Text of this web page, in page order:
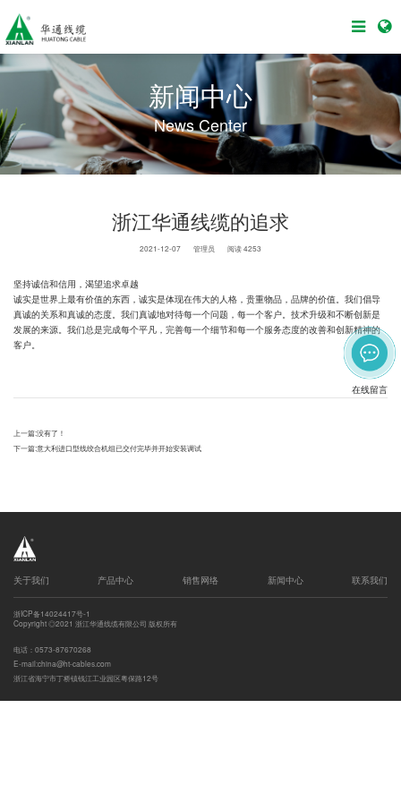
新闻中心
News Center
浙江华通线缆的追求
2021-12-07 管理员 阅读 4253
坚持诚信和信用，渴望追求卓越
诚实是世界上最有价值的东西，诚实是体现在伟大的人格，贵重物品，品牌的价值。我们倡导
真诚的关系和真诚的态度。我们真诚地对待每一个问题，每一个客户。技术升级和不断创新是
发展的来源。我们总是完成每个平凡，完善每一个细节和每一个服务态度的改善和创新精神的
客户。
上一篇:没有了！
下一篇:意大利进口型线绞合机组已交付完毕并开始安装调试
关于我们 产品中心 销售网络 新闻中心 联系我们
Copyright ◎2021 浙江华通线缆有限公司 版权所有
浙ICP备14024417号-1
电话：0573-87670268
E-mail:china@ht-cables.com
浙江省海宁市丁桥镇钱江工业园区粤保路12号
在线留言